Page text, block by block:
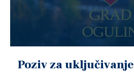
Poziv za uključivanje